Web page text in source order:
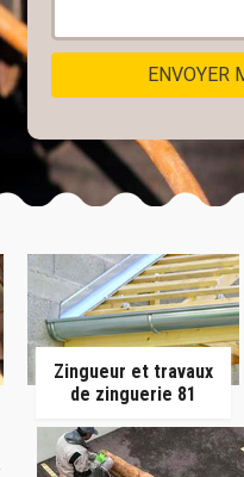
Zingueur et travaux
de zinguerie 81